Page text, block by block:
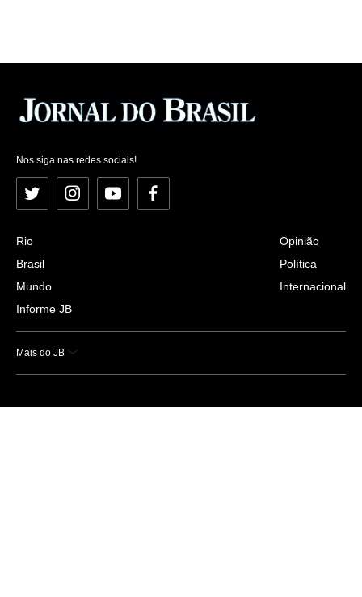
Nos siga nas redes sociais!
Twitter InstagramYouTubeFacebook
Rio
Brasil
Mundo
Informe JB
Opinião
Política
Internacional
Mais do JB
Esportes